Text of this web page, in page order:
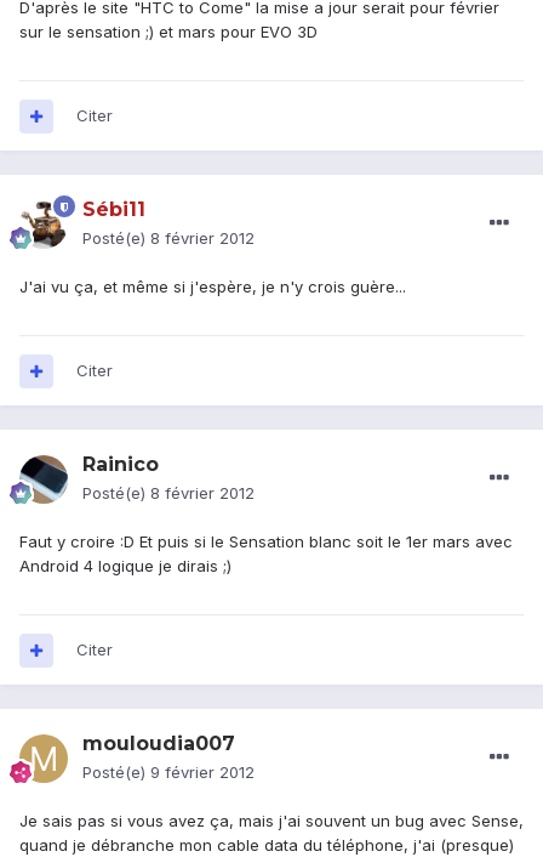
D'après le site "HTC to Come" la mise a jour serait pour février
sur le sensation ;) et mars pour EVO 3D
Citer
Sébi11
Posté(e) 8 février 2012
J'ai vu ça, et même si j'espère, je n'y crois guère...
Citer
Rainico
Posté(e) 8 février 2012
Faut y croire :D Et puis si le Sensation blanc soit le 1er mars avec
Android 4 logique je dirais ;)
Citer
mouloudia007
Posté(e) 9 février 2012
Je sais pas si vous avez ça, mais j'ai souvent un bug avec Sense,
quand je débranche mon cable data du téléphone, j'ai (presque)